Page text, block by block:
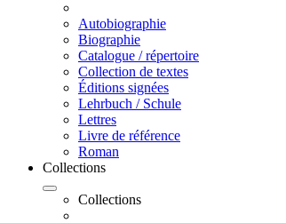
Autobiographie
Biographie
Catalogue / répertoire
Collection de textes
Éditions signées
Lehrbuch / Schule
Lettres
Livre de référence
Roman
Collections
Collections